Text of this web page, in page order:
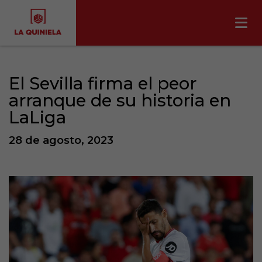
El Sevilla firma el peor
arranque de su historia en
LaLiga
28 de agosto, 2023